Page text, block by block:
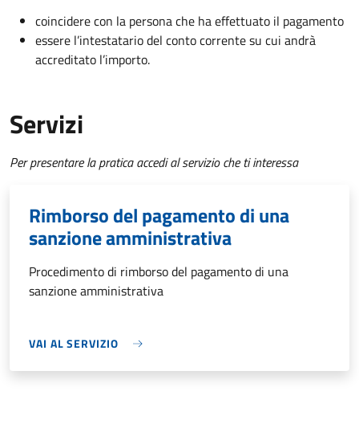
coincidere con la persona che ha effettuato il pagamento
essere l’intestatario del conto corrente su cui andrà
accreditato l’importo.
Servizi
Per presentare la pratica accedi al servizio che ti interessa
Rimborso del pagamento di una
sanzione amministrativa
Procedimento di rimborso del pagamento di una
sanzione amministrativa
VAI AL SERVIZIO